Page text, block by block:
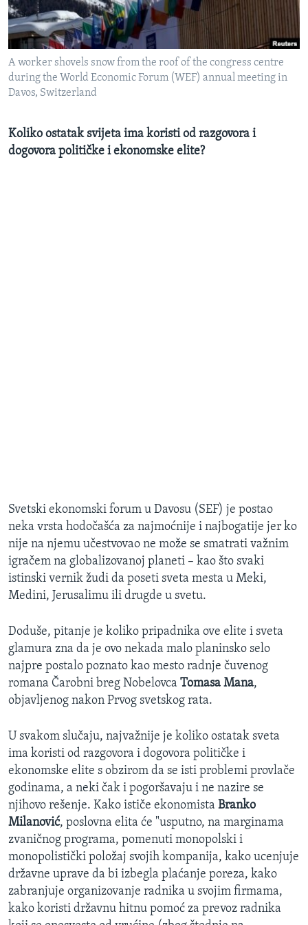
MAGAZIN
O GLASU AMERIKE
Learning English
A worker shovels snow from the roof of the congress centre
during the World Economic Forum (WEF) annual meeting in
Davos, Switzerland
Koliko ostatak svijeta ima koristi od razgovora i
dogovora političke i ekonomske elite?
Svetski ekonomski forum u Davosu (SEF) je postao
neka vrsta hodočašća za najmoćnije i najbogatije jer ko
nije na njemu učestvovao ne može se smatrati važnim
igračem na globalizovanoj planeti – kao što svaki
istinski vernik žudi da poseti sveta mesta u Meki,
Medini, Jerusalimu ili drugde u svetu.
Doduše, pitanje je koliko pripadnika ove elite i sveta
glamura zna da je ovo nekada malo planinsko selo
najpre postalo poznato kao mesto radnje čuvenog
romana Čarobni breg Nobelovca Tomasa Mana,
objavljenog nakon Prvog svetskog rata.
U svakom slučaju, najvažnije je koliko ostatak sveta
ima koristi od razgovora i dogovora političke i
ekonomske elite s obzirom da se isti problemi provlače
godinama, a neki čak i pogoršavaju i ne nazire se
njihovo rešenje. Kako ističe ekonomista Branko
Milanović, poslovna elita će "usputno, na marginama
zvaničnog programa, pomenuti monopolski i
monopolistički položaj svojih kompanija, kako ucenjuje
državne uprave da bi izbegla plaćanje poreza, kako
zabranjuje organizovanje radnika u svojim firmama,
kako koristi državnu hitnu pomoć za prevoz radnika